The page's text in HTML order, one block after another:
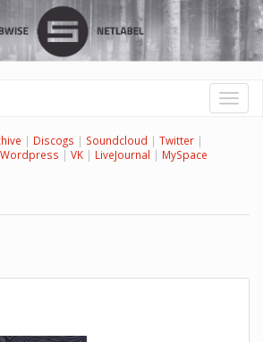
Toggle
| Discogs | Soundcloud | Twitter |
Wordpress | VK | LiveJournal | MySpace